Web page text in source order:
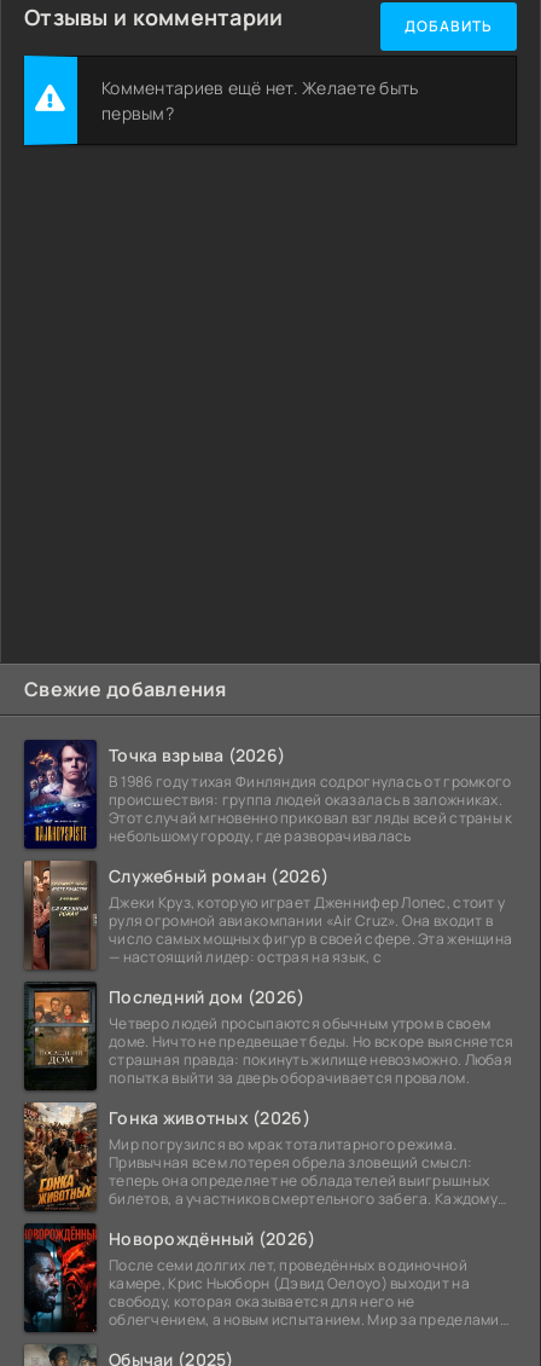
Свежие добавления
Точка взрыва (2026)
В 1986 году тихая Финляндия содрогнулась от громкого
происшествия: группа людей оказалась в заложниках.
Этот случай мгновенно приковал взгляды всей страны к
небольшому городу, где разворачивалась
Служебный роман (2026)
Джеки Круз, которую играет Дженнифер Лопес, стоит у
руля огромной авиакомпании «Air Cruz». Она входит в
число самых мощных фигур в своей сфере. Эта женщина
— настоящий лидер: острая на язык, с
Последний дом (2026)
Четверо людей просыпаются обычным утром в своем
доме. Ничто не предвещает беды. Но вскоре выясняется
страшная правда: покинуть жилище невозможно. Любая
попытка выйти за дверь оборачивается провалом.
Гонка животных (2026)
Мир погрузился во мрак тоталитарного режима.
Привычная всем лотерея обрела зловещий смысл:
теперь она определяет не обладателей выигрышных
билетов, а участников смертельного забега. Каждому
Новорождённый (2026)
После семи долгих лет, проведённых в одиночной
камере, Крис Ньюборн (Дэвид Оелоуо) выходит на
свободу, которая оказывается для него не
облегчением, а новым испытанием. Мир за пределами
Обычаи (2025)
Отзывы и комментарии ДОБАВИТЬ
Комментариев ещё нет. Желаете быть
первым?